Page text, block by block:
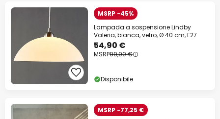
MSRP -45%
Lampada a sospensione Lindby
Valeria, bianca, vetro, Ø 40 cm, E27
54,90 €
MSRP99,90 €
Disponibile
MSRP -77,25 €